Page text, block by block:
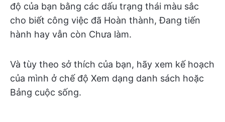
độ của bạn bằng các dấu trạng thái màu sắc
cho biết công việc đã Hoàn thành, Đang tiến
hành hay vẫn còn Chưa làm.
Và tùy theo sở thích của bạn, hãy xem kế hoạch
của mình ở chế độ Xem dạng danh sách hoặc
Bảng cuộc sống.